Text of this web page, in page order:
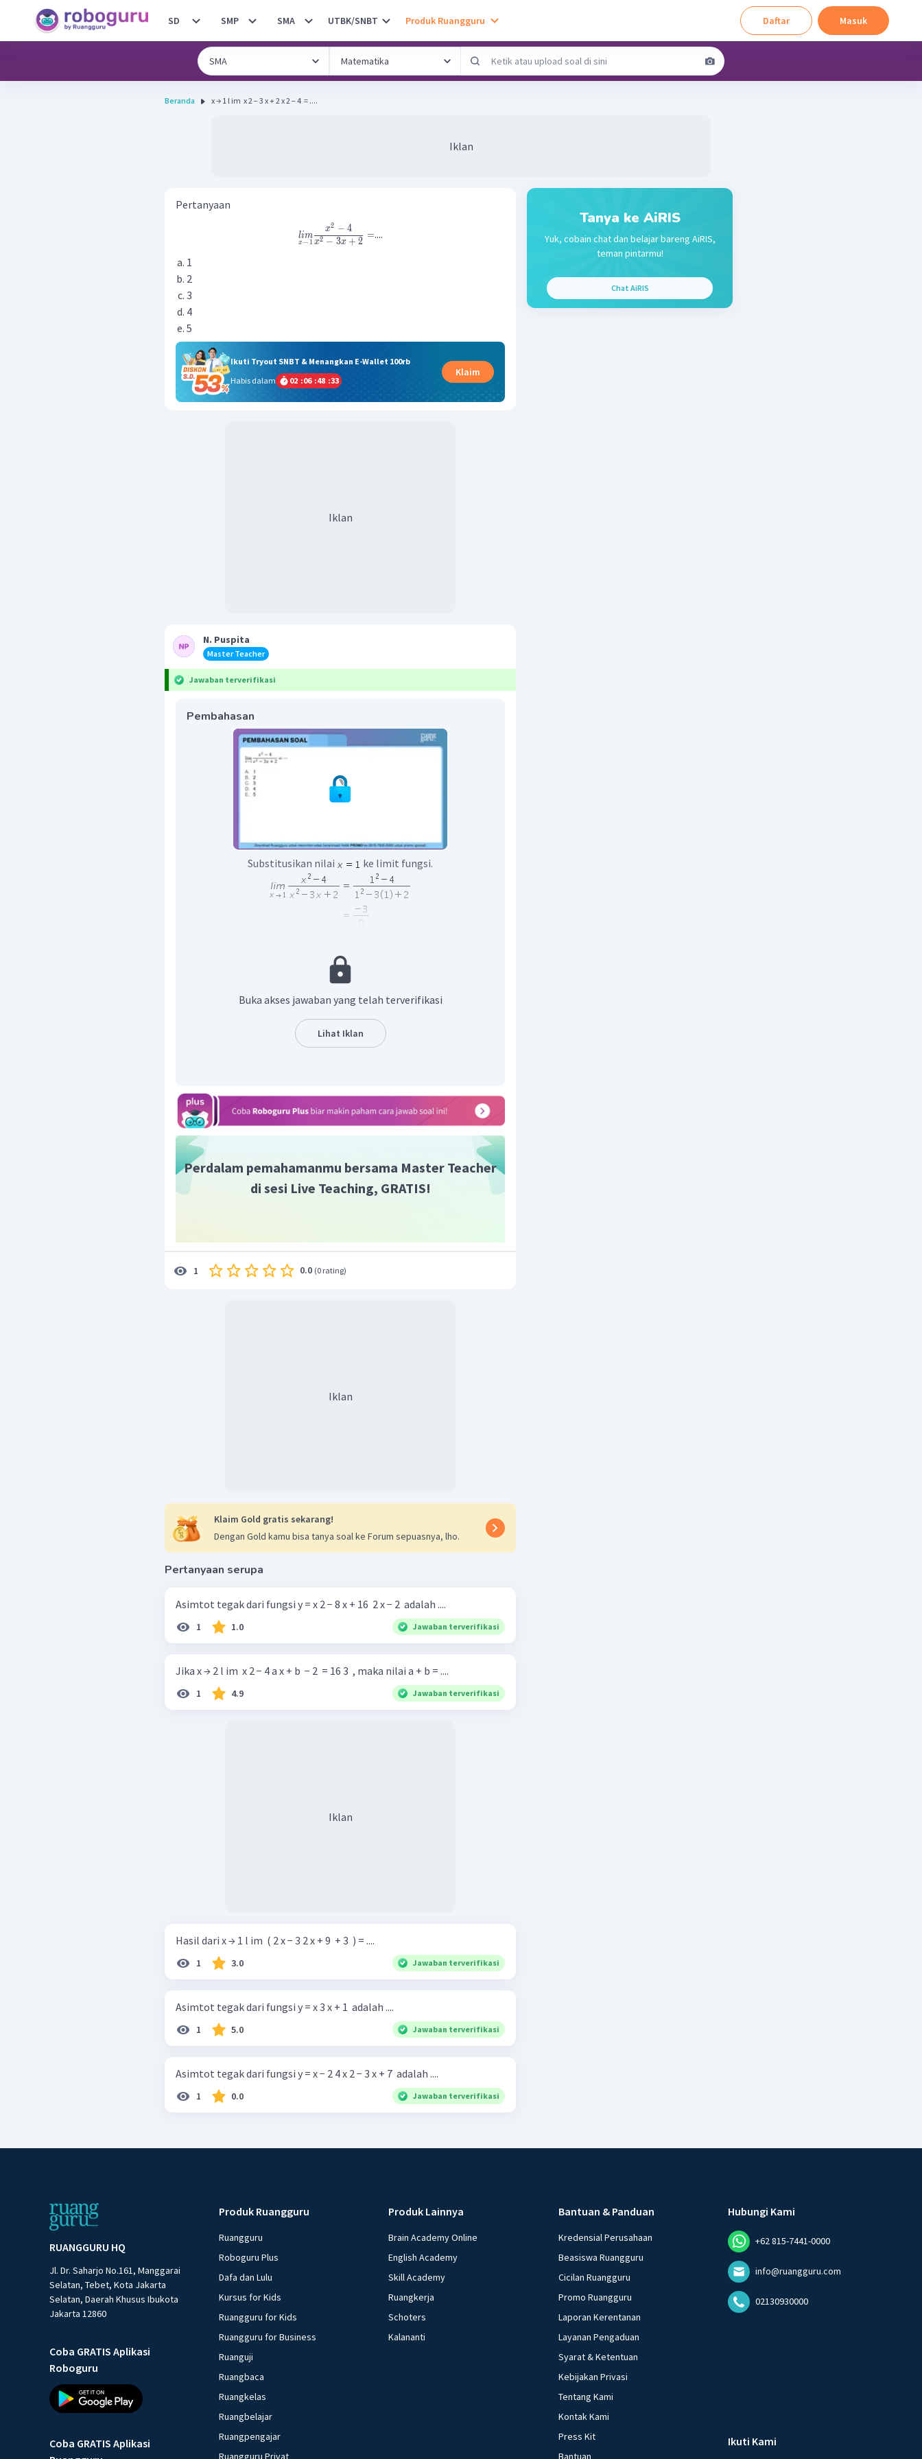
SD SMP SMA UTBK/SNBT Produk Ruangguru Daftar Masuk
Beranda x → 1 l im ​ x 2 − 3 x + 2 x 2 − 4 ​ = ....
Iklan
Pertanyaan
x→ 1
lim
x2 − 3x + 2
x2 − 4
=....
1
2
3
4
5
Ikuti Tryout SNBT & Menangkan E-Wallet 100rb
Habis dalam
02 :06 :48 :33
Klaim
Iklan
N. Puspita
Master Teacher
Jawaban terverifikasi
Pembahasan
Substitusikan nilai ke limit fungsi.
Jawabannya tidak terdapat pada pilihan.
Buka akses jawaban yang telah terverifikasi
Lihat Iklan
Perdalam pemahamanmu bersama Master Teacher
di sesi Live Teaching, GRATIS!
1 0.0 (0 rating)
Iklan
Klaim Gold gratis sekarang!
Dengan Gold kamu bisa tanya soal ke Forum sepuasnya, lho.
Pertanyaan serupa
Asimtot tegak dari fungsi y = x 2 − 8 x + 16 ​ 2 x − 2 ​ adalah ....
1 1.0 Jawaban terverifikasi
Jika x → 2 l im ​ x 2 − 4 a x + b ​ − 2 ​ = 16 3 ​ , maka nilai a + b = ....
1 4.9 Jawaban terverifikasi
Iklan
Hasil dari x → 1 l im ​ ( 2 x − 3 2 x + 9 ​ + 3 ​ ) = ....
1 3.0 Jawaban terverifikasi
Asimtot tegak dari fungsi y = x 3 x + 1 ​ adalah ....
1 5.0 Jawaban terverifikasi
Asimtot tegak dari fungsi y = x − 2 4 x 2 − 3 x + 7 ​ adalah ....
1 0.0 Jawaban terverifikasi
Tanya ke AiRIS
Yuk, cobain chat dan belajar bareng AiRIS,
teman pintarmu!
Chat AiRIS
RUANGGURU HQ
Jl. Dr. Saharjo No.161, Manggarai
Selatan, Tebet, Kota Jakarta
Selatan, Daerah Khusus Ibukota
Jakarta 12860
Coba GRATIS Aplikasi
Roboguru
Coba GRATIS Aplikasi
Produk Ruangguru
Ruangguru
Roboguru Plus
Dafa dan Lulu
Kursus for Kids
Ruangguru for Kids
Ruangguru for Business
Ruanguji
Ruangbaca
Ruangkelas
Ruangbelajar
Ruangpengajar
Ruangguru Privat
Produk Lainnya
Brain Academy Online
English Academy
Skill Academy
Ruangkerja
Schoters
Kalananti
Bantuan & Panduan
Kredensial Perusahaan
Beasiswa Ruangguru
Cicilan Ruangguru
Promo Ruangguru
Laporan Kerentanan
Layanan Pengaduan
Syarat & Ketentuan
Kebijakan Privasi
Tentang Kami
Kontak Kami
Press Kit
Bantuan
Hubungi Kami
+62 815-7441-0000
info@ruangguru.com
02130930000
Ikuti Kami